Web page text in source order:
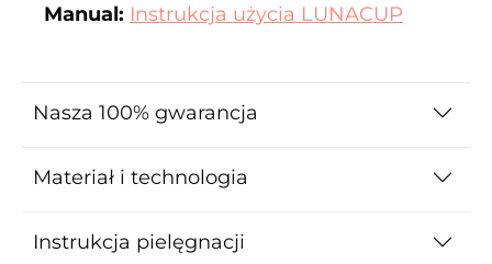
Manual: Instrukcja użycia LUNACUP
Nasza 100% gwarancja
Materiał i technologia
Instrukcja pielęgnacji